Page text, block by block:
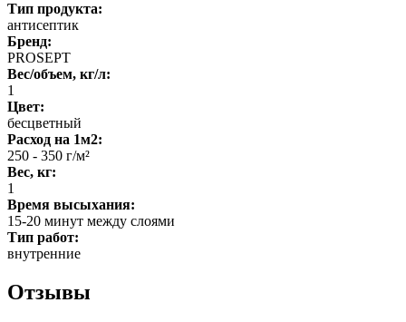
Тип продукта:
антисептик
Бренд:
PROSEPT
Вес/объем, кг/л:
1
Цвет:
бесцветный
Расход на 1м2:
250 - 350 г/м²
Вес, кг:
1
Время высыхания:
15-20 минут между слоями
Тип работ:
внутренние
Отзывы